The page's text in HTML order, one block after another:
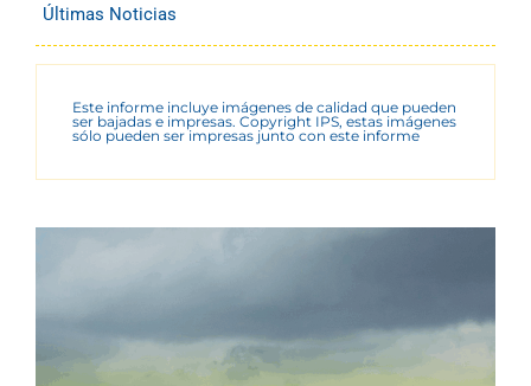
Últimas Noticias
Este informe incluye imágenes de calidad que pueden
ser bajadas e impresas. Copyright IPS, estas imágenes
sólo pueden ser impresas junto con este informe